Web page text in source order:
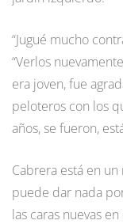
“Jugué mucho
“Verlos
era joven, fue
peloteros con los
años, se fueron,
Cabrera está en
puede dar nada
las caras nuevas